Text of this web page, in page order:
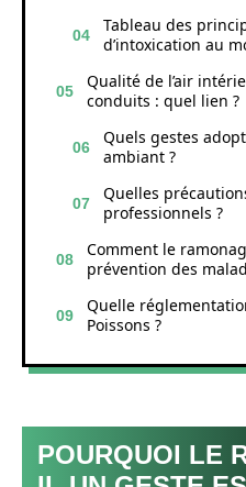
Tableau des
d’intoxication au
Qualité de l’air
conduits : quel lien ?
Quels gestes
ambiant ?
Quelles
professionnels ?
Comment le
prévention des
Quelle
Poissons ?
POURQUOI LE